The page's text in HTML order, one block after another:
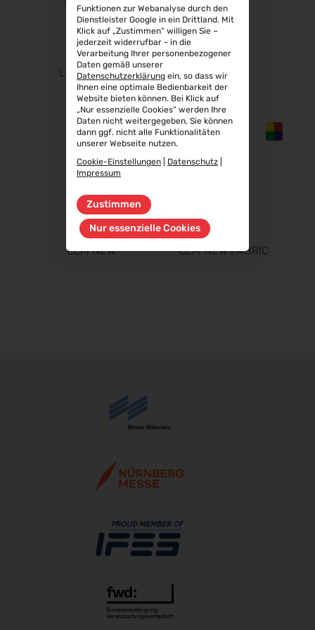
Aluminium Düsseldorf 2026
06.10.2026 - 08.10.2026
08.10.2026 - 09.10.2026
Fakuma 2026
12.10.2026 - 16.10.2026
Chillventa 2026
13.10.2026 - 15.10.2026
PERFORMANCEDAYS 2026
13.10.2026 - 14.10.2026
INTERFORST 2026
15.10.2026 - 18.10.2026
Euroblech 2026
20.10.2026 - 23.10.2026
27.10.2026 - 29.10.2026
Consumenta 2026
Alles für den Gast 2026
07.11.2026 - 10.11.2026
10.11.2026 - 12.11.2026
LEM FABRIC LEM NEW
LEM NEW LEM NEW FABRIC
Funktionen zur Webanalyse durch den
Dienstleister Google in ein Drittland. Mit
Klick auf „Zustimmen“ willigen Sie –
jederzeit widerrufbar - in die
Verarbeitung Ihrer personenbezogener
Daten gemäß unserer
Datenschutzerklärung ein, so dass wir
Ihnen eine optimale Bedienbarkeit der
Website bieten können. Bei Klick auf
„Nur essenzielle Cookies“ werden Ihre
Daten nicht weitergegeben, Sie können
dann ggf. nicht alle Funktionalitäten
unserer Webseite nutzen.
Cookie-Einstellungen
Datenschutz
Impressum
Zustimmen
Nur essenzielle Cookies